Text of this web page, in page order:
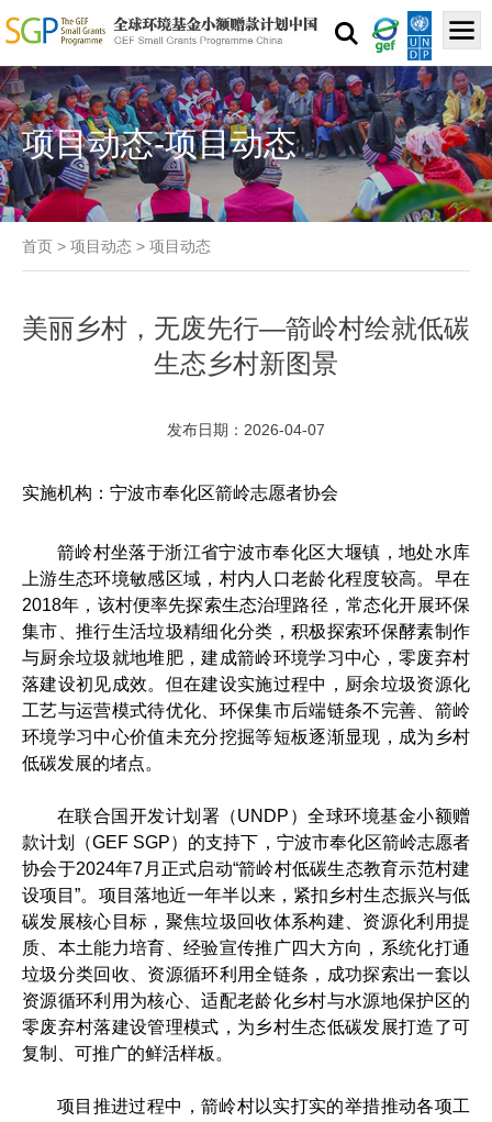
项目动态-项目动态
首页 > 项目动态 > 项目动态
美丽乡村，无废先行—箭岭村绘就低碳
生态乡村新图景
发布日期：2026-04-07
实施机构：宁波市奉化区箭岭志愿者协会
箭岭村坐落于浙江省宁波市奉化区大堰镇，地处水库
上游生态环境敏感区域，村内人口老龄化程度较高。早在
2018年，该村便率先探索生态治理路径，常态化开展环保
集市、推行生活垃圾精细化分类，积极探索环保酵素制作
与厨余垃圾就地堆肥，建成箭岭环境学习中心，零废弃村
落建设初见成效。但在建设实施过程中，厨余垃圾资源化
工艺与运营模式待优化、环保集市后端链条不完善、箭岭
环境学习中心价值未充分挖掘等短板逐渐显现，成为乡村
低碳发展的堵点。
在联合国开发计划署（UNDP）全球环境基金小额赠
款计划（GEF SGP）的支持下，宁波市奉化区箭岭志愿者
协会于2024年7月正式启动“箭岭村低碳生态教育示范村建
设项目”。项目落地近一年半以来，紧扣乡村生态振兴与低
碳发展核心目标，聚焦垃圾回收体系构建、资源化利用提
质、本土能力培育、经验宣传推广四大方向，系统化打通
垃圾分类回收、资源循环利用全链条，成功探索出一套以
资源循环利用为核心、适配老龄化乡村与水源地保护区的
零废弃村落建设管理模式，为乡村生态低碳发展打造了可
复制、可推广的鲜活样板。
项目推进过程中，箭岭村以实打实的举措推动各项工